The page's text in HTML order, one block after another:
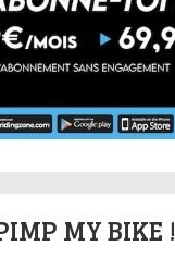
MY BIKE !